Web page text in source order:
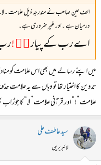
الف عین صاحب نے مندرجہ ذیل علامت
درمیان ہے ۔اور غیر ضروری ہے۔
اے رب کے پیاروۙ !
میں اپنے رسالے میں بھی اس علامت کو
تدوین کا اختیار تھا تو وہاں سے یہ علامت
علامت ”!“ اور قرآنی علامت ”لا“ کا جوڑ اب
سید عاطف علی
لائبریرین